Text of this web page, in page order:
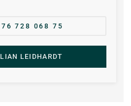
728 068 75
LEIDHARDT